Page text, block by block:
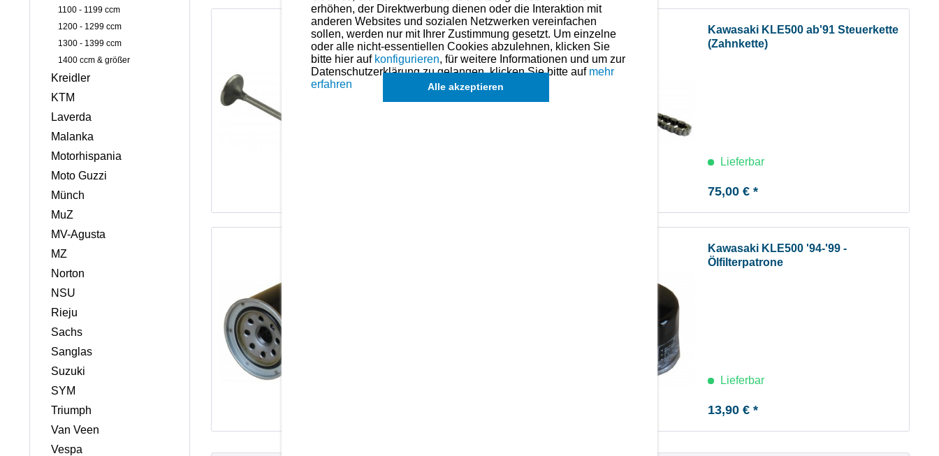
1100 - 1199 ccm
1200 - 1299 ccm
1300 - 1399 ccm
1400 ccm & größer
Kreidler
KTM
Laverda
Malanka
Motorhispania
Moto Guzzi
Münch
MuZ
MV-Agusta
MZ
Norton
NSU
Rieju
Sachs
Sanglas
Suzuki
SYM
Triumph
Van Veen
Vespa
Kawasaki KLE500 Einlass-Ventil
Kawasaki KLE500 ab'91 Steuerkette
(Zahnkette)
Lieferbar
75,00 € *
Kawasaki KLE500 '94-'99 -
Ölfilterpatrone
Lieferbar
13,90 € *
erhöhen, der Direktwerbung dienen oder die Interaktion mit
anderen Websites und sozialen Netzwerken vereinfachen
sollen, werden nur mit Ihrer Zustimmung gesetzt. Um einzelne
oder alle nicht-essentiellen Cookies abzulehnen, klicken Sie
bitte hier auf konfigurieren, für weitere Informationen und um zur
Datenschutzerklärung zu gelangen, klicken Sie bitte auf mehr
erfahren
Alle akzeptieren